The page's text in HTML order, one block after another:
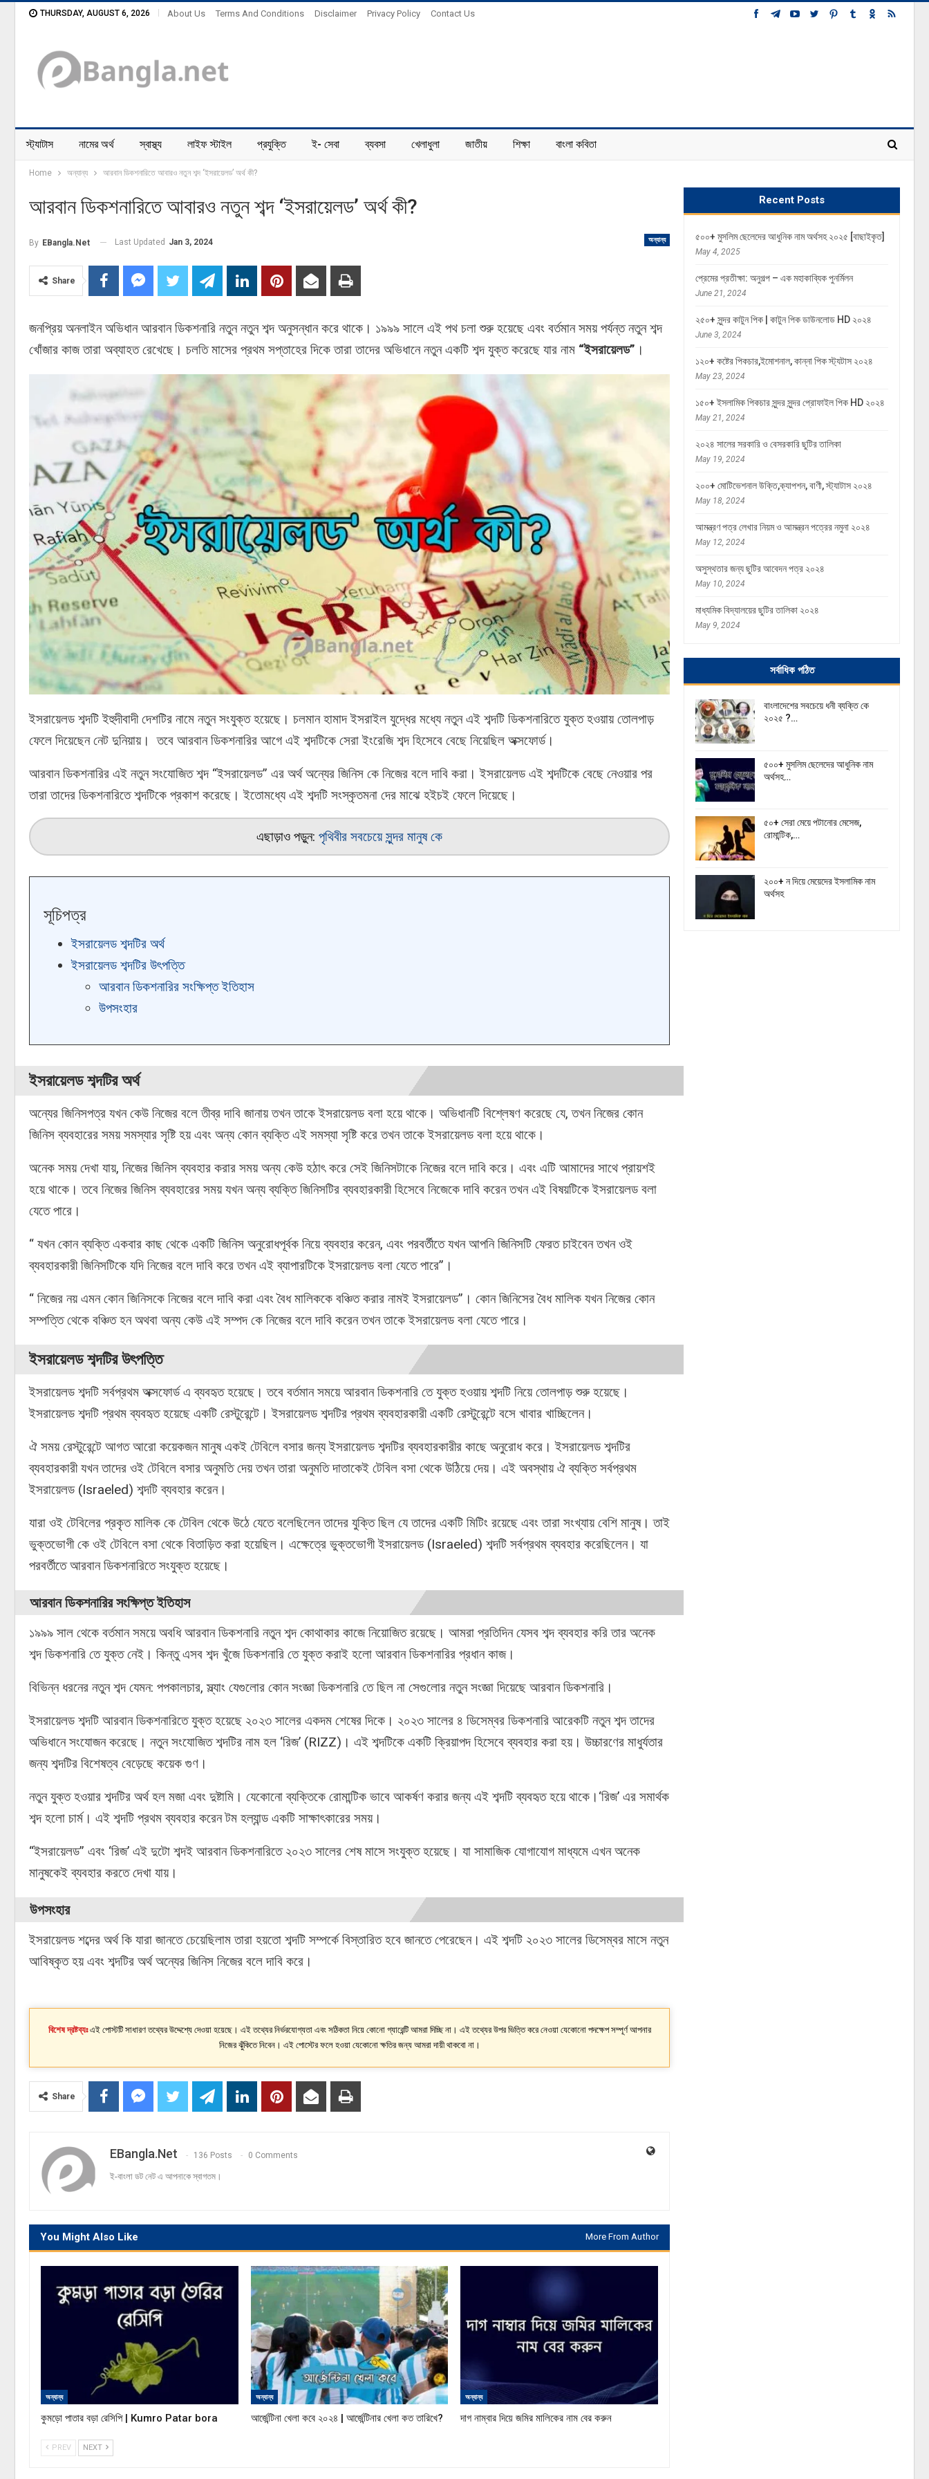
THURSDAY, AUGUST 6, 2026 About Us Terms And Conditions Disclaimer Privacy Policy Contact Us
স্ট্যাটাস নামের অর্থ স্বাস্থ্য লাইফ স্টাইল প্রযুক্তি ই- সেবা ব্যবসা খেলাধুলা জাতীয় শিক্ষা বাংলা কবিতা
Home অন্যান্য আরবান ডিকশনারিতে আবারও নতুন শব্দ ‘ইসরায়েলড’ অর্থ কী?
আরবান ডিকশনারিতে আবারও নতুন শব্দ ‘ইসরায়েলড’ অর্থ কী?
অন্যান্য
By EBangla.net Last Updated Jan 3, 2024
Share
জনপ্রিয় অনলাইন অভিধান আরবান ডিকশনারি নতুন নতুন শব্দ অনুসন্ধান করে থাকে। ১৯৯৯ সালে এই পথ চলা শুরু হয়েছে এবং বর্তমান সময় পর্যন্ত নতুন শব্দ
খোঁজার কাজ তারা অব্যাহত রেখেছে। চলতি মাসের প্রথম সপ্তাহের দিকে তারা তাদের অভিধানে নতুন একটি শব্দ যুক্ত করেছে যার নাম “ইসরায়েলড” ।
ইসরায়েলড শব্দটি ইহুদীবাদী দেশটির নামে নতুন সংযুক্ত হয়েছে। চলমান হামাদ ইসরাইল যুদ্ধের মধ্যে নতুন এই শব্দটি ডিকশনারিতে যুক্ত হওয়ায় তোলপাড়
ফেলে দিয়েছেন নেট দুনিয়ায়। তবে আরবান ডিকশনারির আগে এই শব্দটিকে সেরা ইংরেজি শব্দ হিসেবে বেছে নিয়েছিল অক্সফোর্ড।
আরবান ডিকশনারির এই নতুন সংযোজিত শব্দ “ইসরায়েলড” এর অর্থ অন্যের জিনিস কে নিজের বলে দাবি করা। ইসরায়েলড এই শব্দটিকে বেছে নেওয়ার পর
তারা তাদের ডিকশনারিতে শব্দটিকে প্রকাশ করেছে। ইতোমধ্যে এই শব্দটি সংস্কৃতমনা দের মাঝে হইচই ফেলে দিয়েছে।
এছাড়াও পড়ুন:পৃথিবীর সবচেয়ে সুন্দর মানুষ কে
সূচিপত্র
ইসরায়েলড শব্দটির অর্থ
ইসরায়েলড শব্দটির উৎপত্তি
আরবান ডিকশনারির সংক্ষিপ্ত ইতিহাস
উপসংহার
ইসরায়েলড শব্দটির অর্থ
অন্যের জিনিসপত্র যখন কেউ নিজের বলে তীব্র দাবি জানায় তখন তাকে ইসরায়েলড বলা হয়ে থাকে। অভিধানটি বিশ্লেষণ করেছে যে, তখন নিজের কোন
জিনিস ব্যবহারের সময় সমস্যার সৃষ্টি হয় এবং অন্য কোন ব্যক্তি এই সমস্যা সৃষ্টি করে তখন তাকে ইসরায়েলড বলা হয়ে থাকে।
অনেক সময় দেখা যায়, নিজের জিনিস ব্যবহার করার সময় অন্য কেউ হঠাৎ করে সেই জিনিসটাকে নিজের বলে দাবি করে। এবং এটি আমাদের সাথে প্রায়শই
হয়ে থাকে। তবে নিজের জিনিস ব্যবহারের সময় যখন অন্য ব্যক্তি জিনিসটির ব্যবহারকারী হিসেবে নিজেকে দাবি করেন তখন এই বিষয়টিকে ইসরায়েলড বলা
যেতে পারে।
“ যখন কোন ব্যক্তি একবার কাছ থেকে একটি জিনিস অনুরোধপূর্বক নিয়ে ব্যবহার করেন, এবং পরবর্তীতে যখন আপনি জিনিসটি ফেরত চাইবেন তখন ওই
ব্যবহারকারী জিনিসটিকে যদি নিজের বলে দাবি করে তখন এই ব্যাপারটিকে ইসরায়েলড বলা যেতে পারে”।
“ নিজের নয় এমন কোন জিনিসকে নিজের বলে দাবি করা এবং বৈধ মালিককে বঞ্চিত করার নামই ইসরায়েলড”। কোন জিনিসের বৈধ মালিক যখন নিজের কোন
সম্পত্তি থেকে বঞ্চিত হন অথবা অন্য কেউ এই সম্পদ কে নিজের বলে দাবি করেন তখন তাকে ইসরায়েলড বলা যেতে পারে।
ইসরায়েলড শব্দটির উৎপত্তি
ইসরায়েলড শব্দটি সর্বপ্রথম অক্সফোর্ড এ ব্যবহৃত হয়েছে। তবে বর্তমান সময়ে আরবান ডিকশনারি তে যুক্ত হওয়ায় শব্দটি নিয়ে তোলপাড় শুরু হয়েছে।
ইসরায়েলড শব্দটি প্রথম ব্যবহৃত হয়েছে একটি রেস্টুরেন্টে। ইসরায়েলড শব্দটির প্রথম ব্যবহারকারী একটি রেস্টুরেন্টে বসে খাবার খাচ্ছিলেন।
ঐ সময় রেস্টুরেন্টে আগত আরো কয়েকজন মানুষ একই টেবিলে বসার জন্য ইসরায়েলড শব্দটির ব্যবহারকারীর কাছে অনুরোধ করে। ইসরায়েলড শব্দটির
ব্যবহারকারী যখন তাদের ওই টেবিলে বসার অনুমতি দেয় তখন তারা অনুমতি দাতাকেই টেবিল বসা থেকে উঠিয়ে দেয়। এই অবস্থায় ঐ ব্যক্তি সর্বপ্রথম
ইসরায়েলড (Israeled) শব্দটি ব্যবহার করেন।
যারা ওই টেবিলের প্রকৃত মালিক কে টেবিল থেকে উঠে যেতে বলেছিলেন তাদের যুক্তি ছিল যে তাদের একটি মিটিং রয়েছে এবং তারা সংখ্যায় বেশি মানুষ। তাই
ভুক্তভোগী কে ওই টেবিলে বসা থেকে বিতাড়িত করা হয়েছিল। এক্ষেত্রে ভুক্তভোগী ইসরায়েলড (Israeled) শব্দটি সর্বপ্রথম ব্যবহার করেছিলেন। যা
পরবর্তীতে আরবান ডিকশনারিতে সংযুক্ত হয়েছে।
আরবান ডিকশনারির সংক্ষিপ্ত ইতিহাস
১৯৯৯ সাল থেকে বর্তমান সময়ে অবধি আরবান ডিকশনারি নতুন শব্দ কোথাকার কাজে নিয়োজিত রয়েছে। আমরা প্রতিদিন যেসব শব্দ ব্যবহার করি তার অনেক
শব্দ ডিকশনারি তে যুক্ত নেই। কিন্তু এসব শব্দ খুঁজে ডিকশনারি তে যুক্ত করাই হলো আরবান ডিকশনারির প্রধান কাজ।
বিভিন্ন ধরনের নতুন শব্দ যেমন: পপকালচার, স্ল্যাং যেগুলোর কোন সংজ্ঞা ডিকশনারি তে ছিল না সেগুলোর নতুন সংজ্ঞা দিয়েছে আরবান ডিকশনারি।
ইসরায়েলড শব্দটি আরবান ডিকশনারিতে যুক্ত হয়েছে ২০২৩ সালের একদম শেষের দিকে। ২০২৩ সালের ৪ ডিসেম্বর ডিকশনারি আরেকটি নতুন শব্দ তাদের
অভিধানে সংযোজন করেছে। নতুন সংযোজিত শব্দটির নাম হল ‘রিজ’ (RIZZ)। এই শব্দটিকে একটি ক্রিয়াপদ হিসেবে ব্যবহার করা হয়। উচ্চারণের মাধুর্যতার
জন্য শব্দটির বিশেষত্ব বেড়েছে কয়েক গুণ।
নতুন যুক্ত হওয়ার শব্দটির অর্থ হল মজা এবং দুষ্টামি। যেকোনো ব্যক্তিকে রোমান্টিক ভাবে আকর্ষণ করার জন্য এই শব্দটি ব্যবহৃত হয়ে থাকে।‘রিজ’ এর সমার্থক
শব্দ হলো চার্ম। এই শব্দটি প্রথম ব্যবহার করেন টম হল্যান্ড একটি সাক্ষাৎকারের সময়।
“ইসরায়েলড” এবং ‘রিজ’ এই দুটো শব্দই আরবান ডিকশনারিতে ২০২৩ সালের শেষ মাসে সংযুক্ত হয়েছে। যা সামাজিক যোগাযোগ মাধ্যমে এখন অনেক
মানুষকেই ব্যবহার করতে দেখা যায়।
উপসংহার
ইসরায়েলড শব্দের অর্থ কি যারা জানতে চেয়েছিলাম তারা হয়তো শব্দটি সম্পর্কে বিস্তারিত হবে জানতে পেরেছেন। এই শব্দটি ২০২৩ সালের ডিসেম্বর মাসে নতুন
আবিষ্কৃত হয় এবং শব্দটির অর্থ অন্যের জিনিস নিজের বলে দাবি করে।
বিশেষ দ্রষ্টব্যঃএই পোস্টটি সাধারণ তথ্যের উদ্দেশ্যে দেওয়া হয়েছে। এই তথ্যের নির্ভরযোগ্যতা এবং সঠিকতা নিয়ে কোনো গ্যারেন্টি আমরা দিচ্ছি না। এই তথ্যের উপর ভিত্তি করে নেওয়া যেকোনো পদক্ষেপ সম্পূর্ণ আপনার
নিজের ঝুঁকিতে নিবেন। এই পোস্টের ফলে হওয়া যেকোনো ক্ষতির জন্য আমরা দায়ী থাকবো না।
Share
EBangla.net 136 Posts 0 Comments
ই-বাংলা ডট নেট এ আপনাকে স্বাগতম।
You Might Also Like More From Author
অন্যান্য
কুমড়ো পাতার বড়া রেসিপি | Kumro Patar bora
অন্যান্য
আর্জেন্টিনা খেলা কবে ২০২৪ | আর্জেন্টিনার খেলা কত তারিখে?
অন্যান্য
দাগ নাম্বার দিয়ে জমির মালিকের নাম বের করুন
PREV NEXT
Recent Posts
৫০০+ মুসলিম ছেলেদের আধুনিক নাম অর্থসহ ২০২৫ [বাছাইকৃত]
May 4, 2025
প্রেমের প্রতীক্ষা: অনুগল্প – এক মহাকাব্যিক পুনর্মিলন
June 21, 2024
২৫০+ সুন্দর কাটুন পিক | কাটুন পিক ডাউনলোড HD ২০২৪
June 3, 2024
১২০+ কষ্টের পিকচার,ইমোশনাল, কান্না পিক স্ট্যটাস ২০২৪
May 23, 2024
১৫০+ ইসলামিক পিকচার সুন্দর সুন্দর প্রোফাইল পিক HD ২০২৪
May 21, 2024
২০২৪ সালের সরকারি ও বেসরকারি ছুটির তালিকা
May 19, 2024
২০০+ মোটিভেশনাল উক্তি,ক্যাপশন, বাণী, স্ট্যাটাস ২০২৪
May 18, 2024
আমন্ত্রণ পত্র লেখার নিয়ম ও আমন্ত্রন পত্রের নমুনা ২০২৪
May 12, 2024
অসুস্থতার জন্য ছুটির আবেদন পত্র ২০২৪
May 10, 2024
মাধ্যমিক বিদ্যালয়ের ছুটির তালিকা ২০২৪
May 9, 2024
সর্বাধিক পঠিত
বাংলাদেশের সবচেয়ে ধনী ব্যক্তি কে
২০২৫ ?…
৫০০+ মুসলিম ছেলেদের আধুনিক নাম
অর্থসহ…
৫০+ সেরা মেয়ে পটানোর মেসেজ,
রোমান্টিক,…
২০০+ ন দিয়ে মেয়েদের ইসলামিক নাম
অর্থসহ